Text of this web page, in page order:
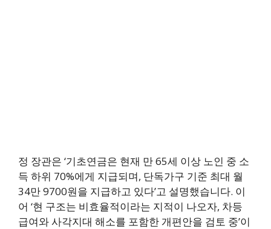
정 장관은 ‘기초연금은 현재 만 65세 이상 노인 중 소
득 하위 70%에게 지급되며, 단독가구 기준 최대 월
34만 9700원을 지급하고 있다’고 설명했습니다. 이
어 ‘현 구조는 비효율적이라는 지적이 나오자, 차등
급여와 사각지대 해소를 포함한 개편안을 검토 중’이